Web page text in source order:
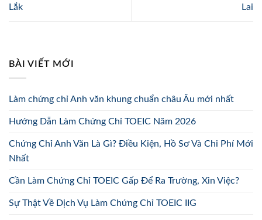
Lắk
Lai
BÀI VIẾT MỚI
Làm chứng chỉ Anh văn khung chuẩn châu Âu mới nhất
Hướng Dẫn Làm Chứng Chỉ TOEIC Năm 2026
Chứng Chỉ Anh Văn Là Gì? Điều Kiện, Hồ Sơ Và Chi Phí Mới
Nhất
Cần Làm Chứng Chỉ TOEIC Gấp Để Ra Trường, Xin Việc?
Sự Thật Về Dịch Vụ Làm Chứng Chỉ TOEIC IIG